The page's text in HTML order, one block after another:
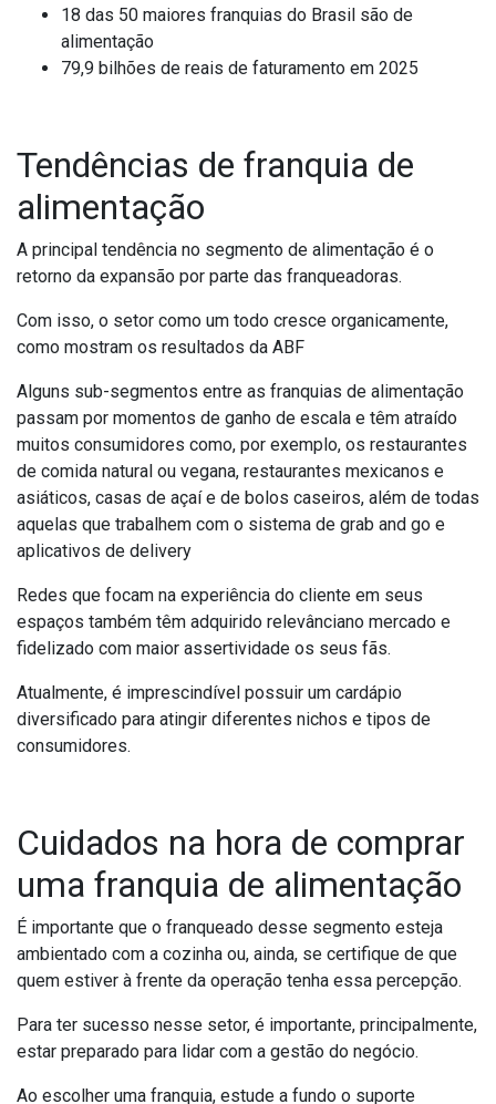
18 das 50 maiores franquias do Brasil são de
alimentação
79,9 bilhões de reais de faturamento em 2025
Tendências de franquia de
alimentação
A principal tendência no segmento de alimentação é o
retorno da expansão por parte das franqueadoras.
Com isso, o setor como um todo cresce organicamente,
como mostram os resultados da ABF
Alguns sub-segmentos entre as franquias de alimentação
passam por momentos de ganho de escala e têm atraído
muitos consumidores como, por exemplo, os restaurantes
de comida natural ou vegana, restaurantes mexicanos e
asiáticos, casas de açaí e de bolos caseiros, além de todas
aquelas que trabalhem com o sistema de grab and go e
aplicativos de delivery
Redes que focam na experiência do cliente em seus
espaços também têm adquirido relevânciano mercado e
fidelizado com maior assertividade os seus fãs.
Atualmente, é imprescindível possuir um cardápio
diversificado para atingir diferentes nichos e tipos de
consumidores.
Cuidados na hora de comprar
uma franquia de alimentação
É importante que o franqueado desse segmento esteja
ambientado com a cozinha ou, ainda, se certifique de que
quem estiver à frente da operação tenha essa percepção.
Para ter sucesso nesse setor, é importante, principalmente,
estar preparado para lidar com a gestão do negócio.
Ao escolher uma franquia, estude a fundo o suporte